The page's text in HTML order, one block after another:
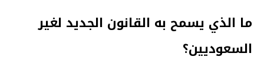
ما الذي يسمح به القانون الجديد لغير
السعوديين؟